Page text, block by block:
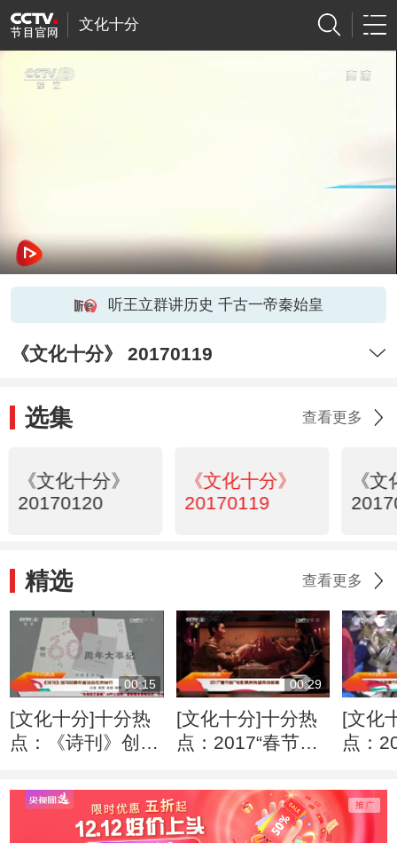
文化十分
听王立群讲历史 千古一帝秦始皇
《文化十分》 20170119
选集 查看更多
《文化十分》
20170120
《文化十分》
20170119
《
精选 查看更多
00:15
[文化十分]十分热
点：《诗刊》创刊
举行
00:29
[文化十分]十分热
点：2017“春节
再创新高
[文化
点：
将进